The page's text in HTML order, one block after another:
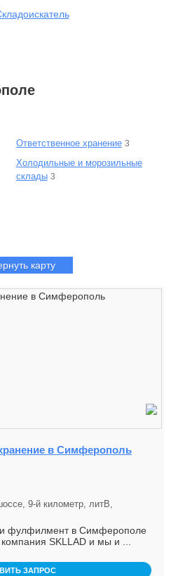
Ответственное хранение 3
Холодильные и морозильные
склады 3
карту
в Симферополь
9-й километр, литВ,
и фулфилмент в Симферополе
SKLLAD и мы и ...
ЗАПРОС